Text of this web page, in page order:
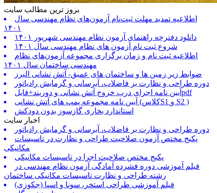
بروز ترین مطالب سایت
اطلاعیه تمدید مهلت ثبت‌نام آزمون‌های نظام مهندسی سال
۱۴۰۱
دانلود دفترچه راهنمای آزمون نظام مهندسی شهریور ۱۴۰۱
شروع ثبت نام آزمون های نظام مهندسی سال ۱۴۰۱
اطلاعیه ثبت نام و زمان برگزاری مجموعه آزمون‌های نظام
مهندسی ساختمان سال ۱۴۰۱
ضوابط زیر زمین ها و ساختمان های عمیق- آتش نشانی البرز
دوره طراحی و نظارت بر فاضلاب، آبرسانی و گرمایش رادیاتور
آیین نامه اجرای درب خروج آتش نشانی و دوربند+فایلpdf
آیین نامه مجموعه پمپ های آتش نشانی (کلاسS1 و S2 )
استاندارد بخاری گازسوز بدون دودکش
اخبار سایت
دوره طراحی و نظارت بر فاضلاب، آبرسانی و گرمایش رادیاتور
پکیج مختص آزمون صلاحیت طراحی و نظارت در تاسیسات
مکانیکی
پکیج مختص صلاحیت اجرا در تاسیسات مکانیکی
فیلم آموزشی دوره فشرده آمادگی آزمون نظام مهندسی در
رشته طراحی و نظارت تاسیسات مکانیکی ساختمان
فیلم آموزشی طراحی استخر، سونا و اسپا (جکوزی)